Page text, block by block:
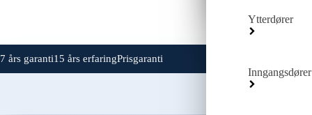
Ytterdører
Inngangsdører
7 års garanti15 års erfaringPrisgaranti